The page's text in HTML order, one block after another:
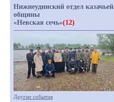
Нижнеудинский отдел казачьей
общины
«Невская сечь»(12)
Другие события